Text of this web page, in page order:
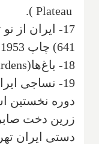
Plateau
).
641) چاپ 1953(
‌18- باغ‌ها(
19- نساجی
دوره نخستین
زرین دخت
دستی ایران تهران